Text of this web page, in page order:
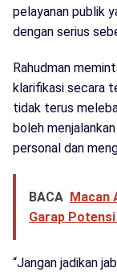
pelayanan publik
dengan serius
Rahudman
klarifikasi secara
tidak terus
boleh
personal dan
BACA Macan
Garap
“Jangan jadikan